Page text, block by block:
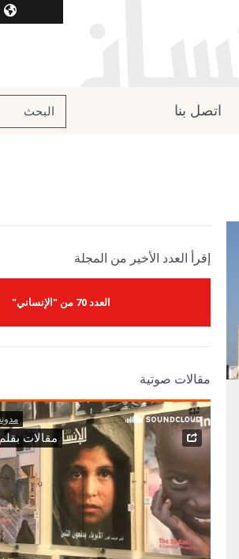
اتصل بنا
إقرأ العدد الأخير من المجلة
العدد 70 من "الإنساني"
مقالات صوتية